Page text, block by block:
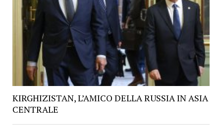
KIRGHIZISTAN, L’AMICO DELLA RUSSIA IN ASIA
CENTRALE